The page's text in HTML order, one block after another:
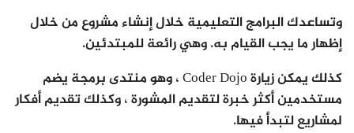
وتساعدك البرامج التعليمية خلال إنشاء مشروع من خلال
إظهار ما يجب القيام به. وهي رائعة للمبتدئين.
كذلك يمكن زيارة Coder Dojo ، وهو منتدى برمجة يضم
مستخدمين أكثر خبرة لتقديم المشورة ، وكذلك تقديم أفكار
لمشاريع لتبدأ فيها.